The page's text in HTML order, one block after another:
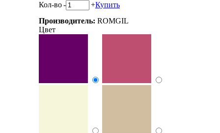
Кол-во- +Купить
Производитель: ROMGIL
Цвет